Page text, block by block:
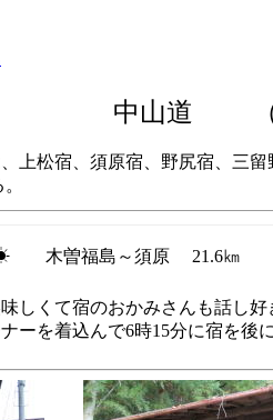
中山道 （
上松宿、須原宿、野尻宿、三
☀ 木曽福島～須原 21.6㎞
しくて宿のおかみさんも話し
ーを着込んで6時15分に宿を